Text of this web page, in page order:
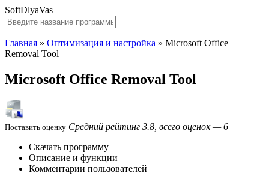
SoftDlyaVas
Главная » Оптимизация и настройка » Microsoft Office
Removal Tool
Microsoft Office Removal Tool
Поставить оценку Средний рейтинг 3.8, всего оценок — 6
Скачать программу
Описание и функции
Комментарии пользователей